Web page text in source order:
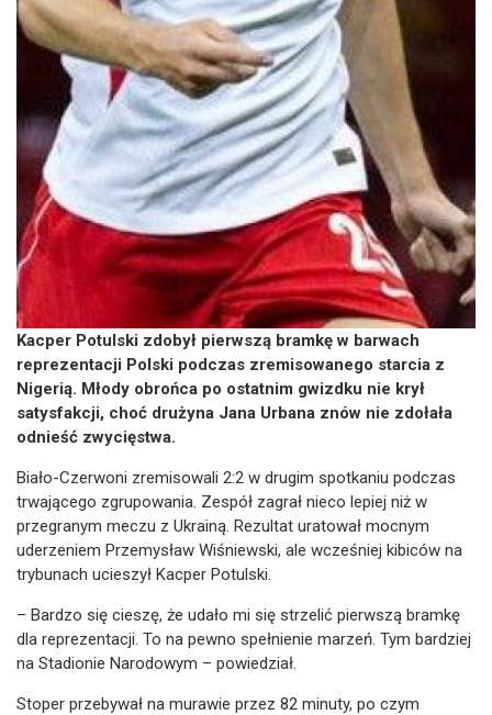
Kacper Potulski zdobył pierwszą bramkę w barwach
reprezentacji Polski podczas zremisowanego starcia z
Nigerią. Młody obrońca po ostatnim gwizdku nie krył
satysfakcji, choć drużyna Jana Urbana znów nie zdołała
odnieść zwycięstwa.
Biało-Czerwoni zremisowali 2:2 w drugim spotkaniu podczas
trwającego zgrupowania. Zespół zagrał nieco lepiej niż w
przegranym meczu z Ukrainą. Rezultat uratował mocnym
uderzeniem Przemysław Wiśniewski, ale wcześniej kibiców na
trybunach ucieszył Kacper Potulski.
– Bardzo się cieszę, że udało mi się strzelić pierwszą bramkę
dla reprezentacji. To na pewno spełnienie marzeń. Tym bardziej
na Stadionie Narodowym – powiedział.
Stoper przebywał na murawie przez 82 minuty, po czym